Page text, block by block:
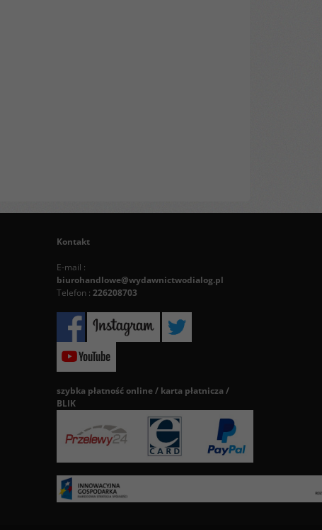
Kontakt
E-mail :
biurohandlowe@wydawnictwodialog.pl
Telefon : 226208703
szybka płatność online / karta płatnicza /
BLIK